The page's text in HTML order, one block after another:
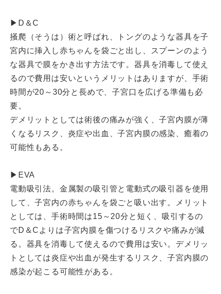
▶D＆C
掻爬（そうは）術と呼ばれ、トングのような器具を子
宮内に挿入し赤ちゃんを袋ごと出し、スプーンのよう
な器具で膜をかき出す方法です。器具を消毒して使え
るので費用は安いというメリットはありますが、手術
時間が20～30分と長めで、子宮口を広げる準備も必
要。
デメリットとしては術後の痛みが強く、子宮内膜が薄
くなるリスク、炎症や出血、子宮内膜の感染、癒着の
可能性もある。
▶EVA
電動吸引法。金属製の吸引管と電動式の吸引器を使用
して、子宮内の赤ちゃんを袋ごと吸い出す。メリット
としては、手術時間は15～20分と短く、吸引するの
でD＆Cよりは子宮内膜を傷つけるリスクや痛みが減
る。器具を消毒して使えるので費用は安い。デメリッ
トとしては炎症や出血が発生するリスク、子宮内膜の
感染が起こる可能性がある。